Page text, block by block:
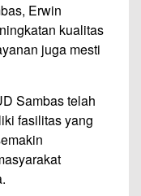
Erwin
kualitas
juga mesti
Sambas telah
fasilitas yang